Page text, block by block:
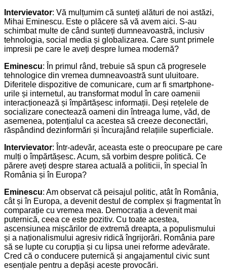
Intervievator: Vă mulțumim că sunteți alături de noi astăzi,
Mihai Eminescu. Este o plăcere să vă avem aici. S-au
schimbat multe de când sunteți dumneavoastră, inclusiv
tehnologia, social media și globalizarea. Care sunt primele
impresii pe care le aveți despre lumea modernă?
Eminescu: În primul rând, trebuie să spun că progresele
tehnologice din vremea dumneavoastră sunt uluitoare.
Diferitele dispozitive de comunicare, cum ar fi smartphone-
urile și internetul, au transformat modul în care oamenii
interacționează și împărtășesc informații. Deși rețelele de
socializare conectează oameni din întreaga lume, văd, de
asemenea, potențialul ca acestea să creeze deconectări,
răspândind dezinformări și încurajând relațiile superficiale.
Intervievator: Într-adevăr, aceasta este o preocupare pe care
mulți o împărtășesc. Acum, să vorbim despre politică. Ce
părere aveți despre starea actuală a politicii, în special în
România și în Europa?
Eminescu: Am observat că peisajul politic, atât în România,
cât și în Europa, a devenit destul de complex și fragmentat în
comparație cu vremea mea. Democrația a devenit mai
puternică, ceea ce este pozitiv. Cu toate acestea,
ascensiunea mișcărilor de extremă dreapta, a populismului
și a naționalismului agresiv ridică îngrijorări. România pare
să se lupte cu corupția și cu lipsa unei reforme adevărate.
Cred că o conducere puternică și angajamentul civic sunt
esențiale pentru a depăși aceste provocări.